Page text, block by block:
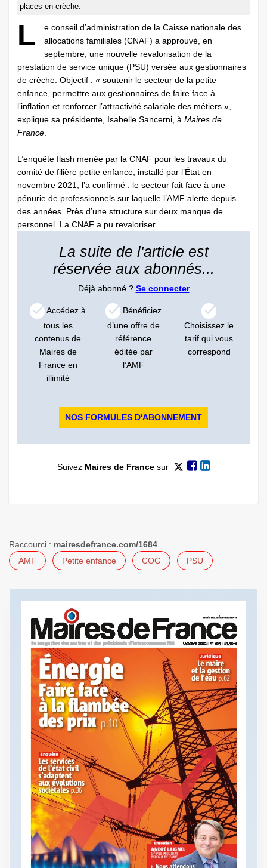
places en crèche.
L
e conseil d’administration de la Caisse nationale des
allocations familiales (CNAF) a approuvé, en
septembre, une nouvelle revalorisation de la
prestation de service unique (PSU) versée aux gestionnaires
de crèche. Objectif : « soutenir le secteur de la petite
enfance, permettre aux gestionnaires de faire face à
l’inflation et renforcer l’attractivité salariale des métiers »,
explique sa présidente, Isabelle ­Sancerni, à Maires de
France.
L’enquête flash menée par la CNAF pour les travaux du
comité de filière petite enfance, installé par l’État en
novembre 2021, l’a confirmé : le secteur fait face à une
pénurie de professionnels sur laquelle l’AMF alerte depuis
des années. Près d’une structure sur deux manque de
personnel. La CNAF a pu revaloriser ...
La suite de l'article est
réservée aux abonnés...
Déjà abonné ? Se connecter
Accédez à
tous les
contenus de
Maires de
France en
illimité
Bénéficiez
d’une offre de
référence
éditée par
l’AMF
Choisissez le
tarif qui vous
correspond
NOS FORMULES D'ABONNEMENT
Suivez Maires de Francesur
Raccourci : mairesdefrance.com/1684
AMF
Petite enfance COG PSU